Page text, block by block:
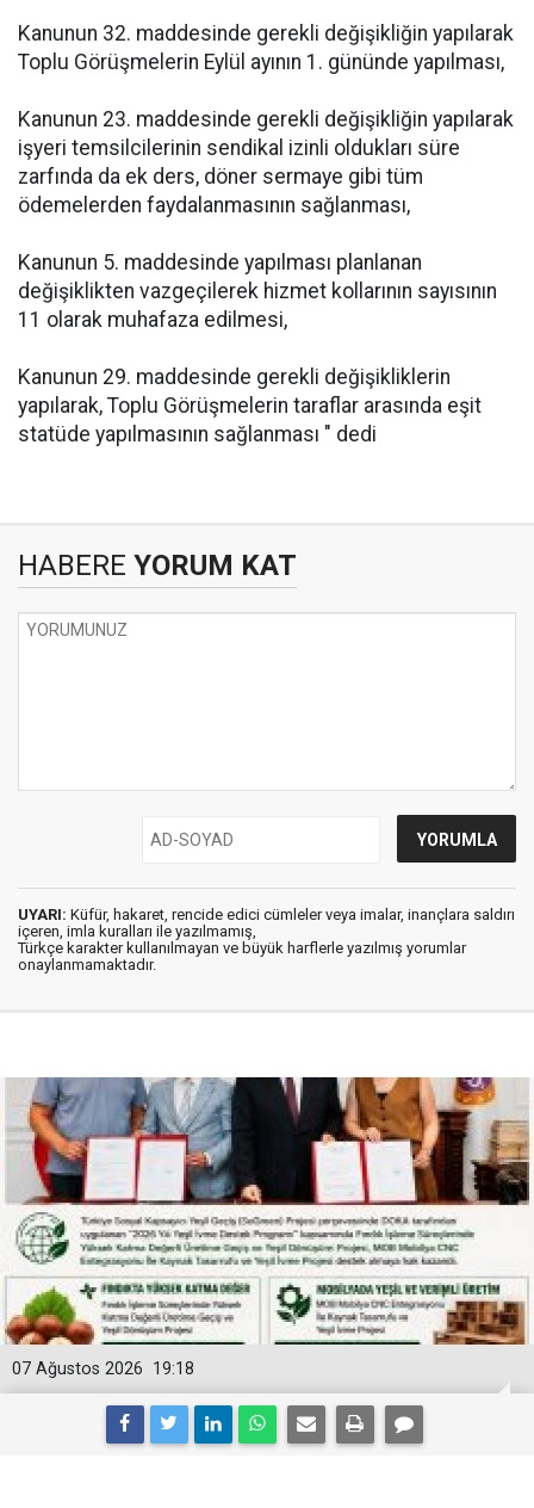
Kanunun 32. maddesinde gerekli değişikliğin yapılarak
Toplu Görüşmelerin Eylül ayının 1. gününde yapılması,
Kanunun 23. maddesinde gerekli değişikliğin yapılarak
işyeri temsilcilerinin sendikal izinli oldukları süre
zarfında da ek ders, döner sermaye gibi tüm
ödemelerden faydalanmasının sağlanması,
Kanunun 5. maddesinde yapılması planlanan
değişiklikten vazgeçilerek hizmet kollarının sayısının
11 olarak muhafaza edilmesi,
Kanunun 29. maddesinde gerekli değişikliklerin
yapılarak, Toplu Görüşmelerin taraflar arasında eşit
statüde yapılmasının sağlanması " dedi
HABERE YORUM KAT
UYARI: Küfür, hakaret, rencide edici cümleler veya imalar, inançlara saldırı
içeren, imla kuralları ile yazılmamış,
Türkçe karakter kullanılmayan ve büyük harflerle yazılmış yorumlar
onaylanmamaktadır.
19:18
07 Ağustos 2026